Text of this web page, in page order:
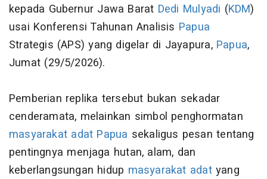
kepada Gubernur Jawa Barat Dedi Mulyadi (KDM)
usai Konferensi Tahunan Analisis Papua
Strategis (APS) yang digelar di Jayapura, Papua,
Jumat (29/5/2026).
Pemberian replika tersebut bukan sekadar
cenderamata, melainkan simbol penghormatan
masyarakat adat Papua sekaligus pesan tentang
pentingnya menjaga hutan, alam, dan
keberlangsungan hidup masyarakat adatyang